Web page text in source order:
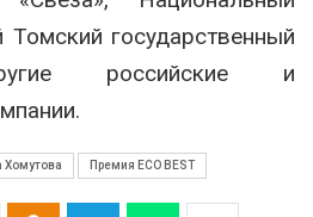
Томский государственный
российские и
Хомутова Премия ECO BEST